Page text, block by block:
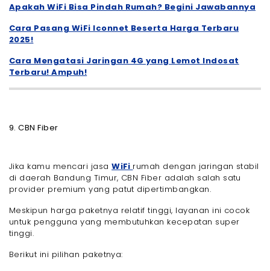
Apakah WiFi Bisa Pindah Rumah? Begini Jawabannya
Cara Pasang WiFi Iconnet Beserta Harga Terbaru
2025!
Cara Mengatasi Jaringan 4G yang Lemot Indosat
Terbaru! Ampuh!
9. CBN Fiber
Jika kamu mencari jasaWiFi rumah dengan jaringan stabil
di daerah Bandung Timur, CBN Fiber adalah salah satu
provider premium yang patut dipertimbangkan.
Meskipun harga paketnya relatif tinggi, layanan ini cocok
untuk pengguna yang membutuhkan kecepatan super
tinggi.
Berikut ini pilihan paketnya: